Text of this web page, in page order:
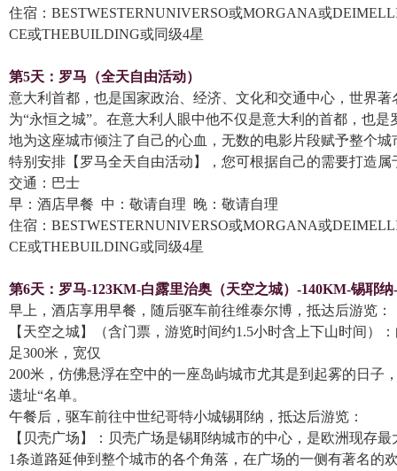
住宿：BESTWESTERNUNIVERSO或MORGANA或
CE或THEBUILDING或同级4星
第5天： 罗马（全天自由活动）
意大利首都，也是国家政治、经济、文化和交通中心，世界
为“永恒之城”。在意大利人眼中他不仅是意大利的首都，也
地为这座城市倾注了自己的心血，无数的电影片段赋予整个
特别安排【罗马全天自由活动】，您可根据自己的需要打造属
交通：巴士
早：酒店早餐 中：敬请自理 晚：敬请自理
住宿：BESTWESTERNUNIVERSO或MORGANA或
CE或THEBUILDING或同级4星
第6天：罗马-123KM-白露里治奥（天空之城）-140KM-锡耶
早上，酒店享用早餐，随后驱车前往维泰尔博，抵达后游览：
【天空之城】（含门票，游览时间约1.5小时含上下山时间
足300米，宽仅
200米，仿佛悬浮在空中的一座岛屿城市尤其是到起雾的日子
遗址“名单。
午餐后，驱车前往中世纪哥特小城锡耶纳，抵达后游览：
【贝壳广场】：贝壳广场是锡耶纳城市的中心，是欧洲现存
1条道路延伸到整个城市的各个角落，在广场的一侧有著名的